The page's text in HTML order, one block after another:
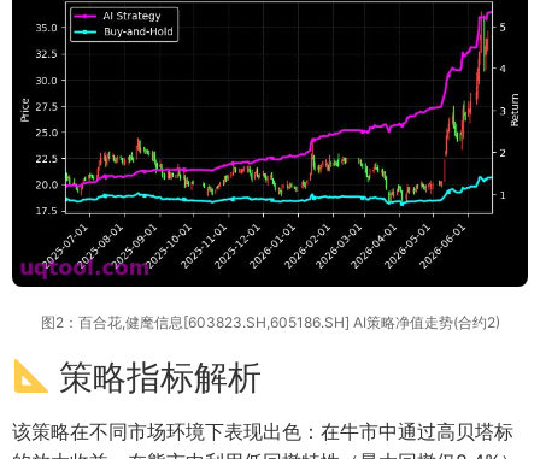
图2：百合花,健麾信息[603823.SH,605186.SH] AI策略净值走势(合约2)
策略指标解析
该策略在不同市场环境下表现出色：在牛市中通过高贝塔标